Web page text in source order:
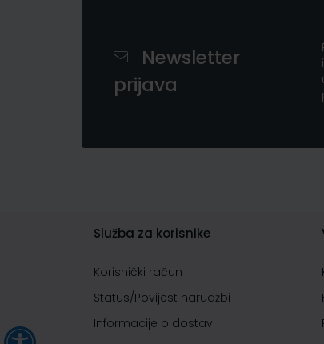
Newsletter
prijava
Služba za korisnike
Korisnički račun
Status/Povijest narudžbi
Informacije o dostavi